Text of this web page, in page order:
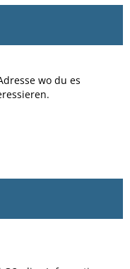
wo du es